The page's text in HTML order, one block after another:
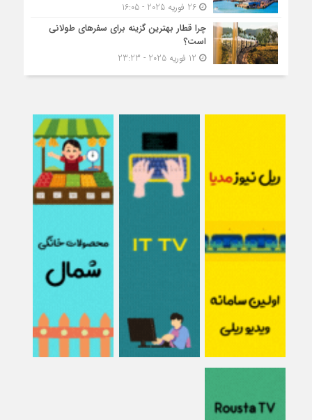
26 فوریه 2025 - 16:05
چرا قطار بهترین گزینه برای سفرهای طولانی
است؟